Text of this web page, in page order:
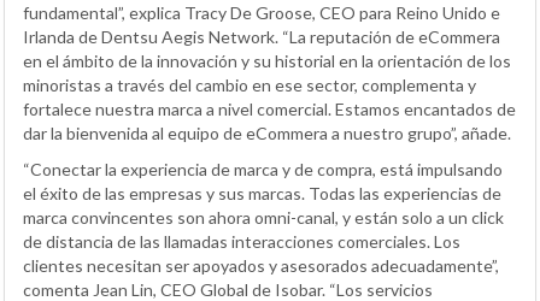
fundamental”, explica Tracy De Groose, CEO para Reino Unido e
Irlanda de Dentsu Aegis Network. “La reputación de eCommera
en el ámbito de la innovación y su historial en la orientación de los
minoristas a través del cambio en ese sector, complementa y
fortalece nuestra marca a nivel comercial. Estamos encantados de
dar la bienvenida al equipo de eCommera a nuestro grupo”, añade.
“Conectar la experiencia de marca y de compra, está impulsando
el éxito de las empresas y sus marcas. Todas las experiencias de
marca convincentes son ahora omni-canal, y están solo a un click
de distancia de las llamadas interacciones comerciales. Los
clientes necesitan ser apoyados y asesorados adecuadamente”,
comenta Jean Lin, CEO Global de Isobar. “Los servicios